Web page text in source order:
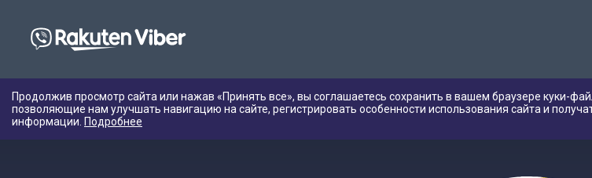
Продолжив просмотр сайта или нажав «Принять все», вы соглашаетесь сохранить в вашем браузере куки-
позволяющие нам улучшать навигацию на сайте, регистрировать особенности использования сайта и
информации. Подробнее